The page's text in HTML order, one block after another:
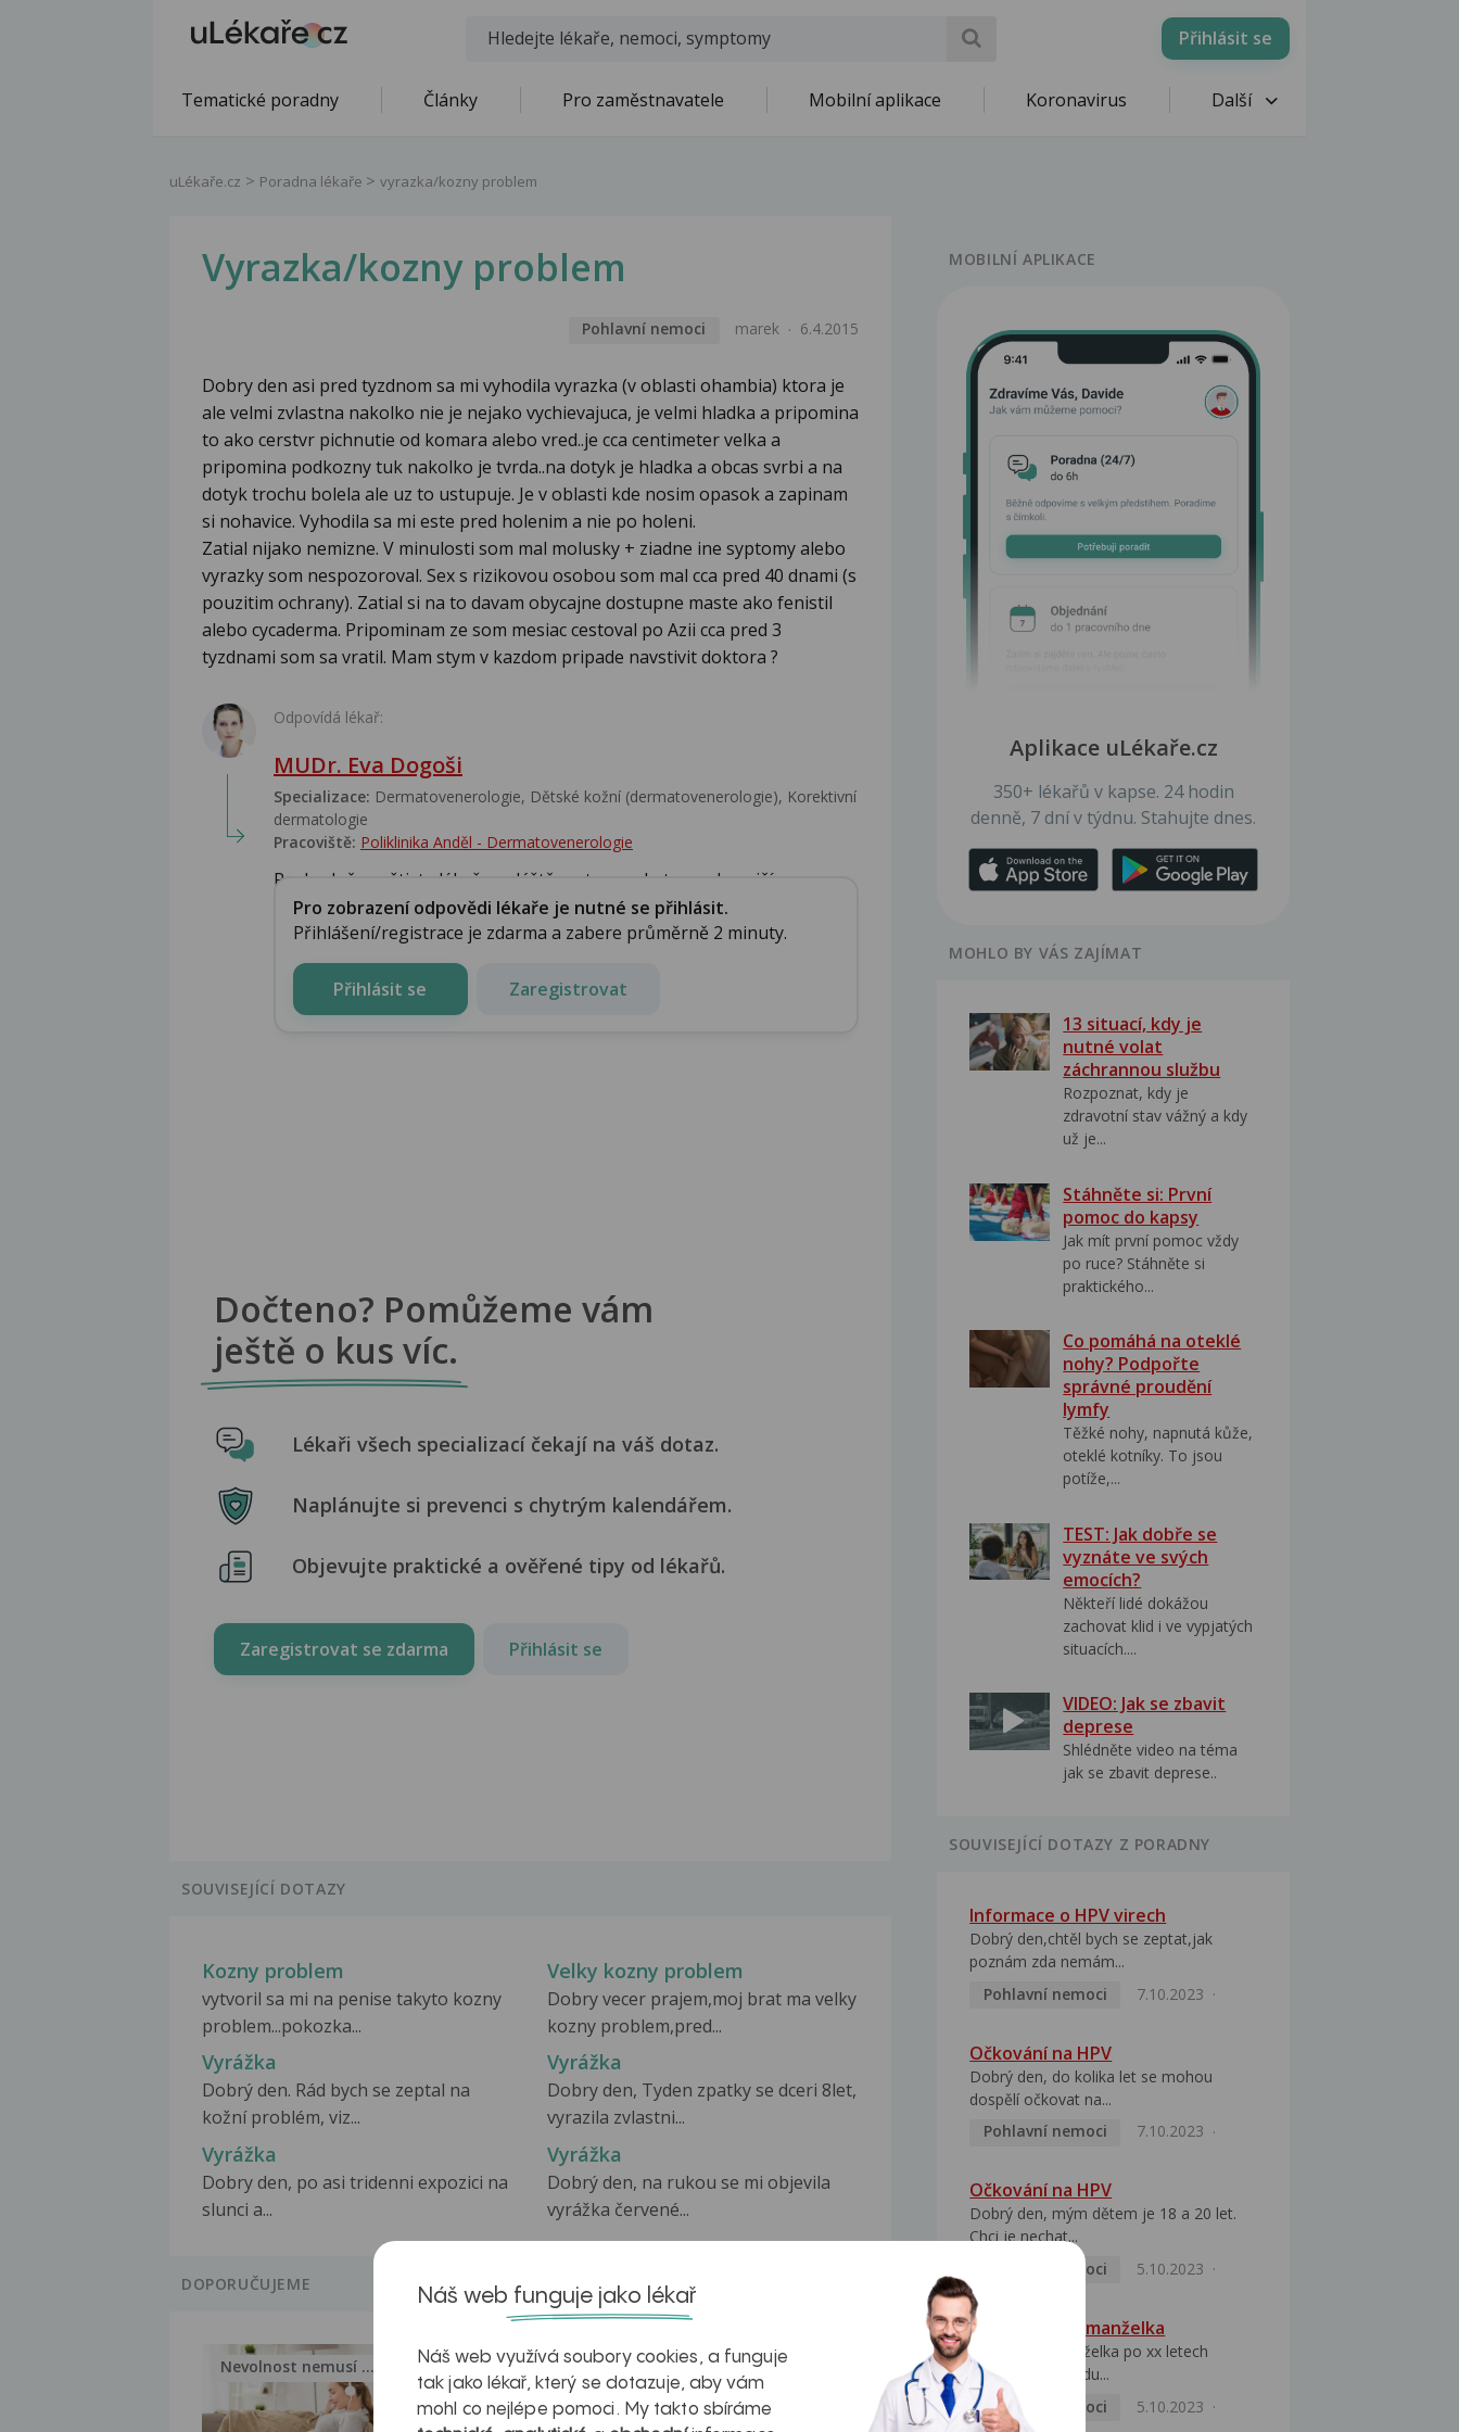
Přihlásit se
Tematické poradny Články Pro zaměstnavatele Mobilní aplikace Koronavirus Další
uLékaře.cz Poradna lékaře vyrazka/kozny problem
Vyrazka/kozny problem
Pohlavní nemoci marek 6.4.2015
Dobry den asi pred tyzdnom sa mi vyhodila vyrazka (v oblasti ohambia) ktora je
ale velmi zvlastna nakolko nie je nejako vychievajuca, je velmi hladka a pripomina
to ako cerstvr pichnutie od komara alebo vred..je cca centimeter velka a
pripomina podkozny tuk nakolko je tvrda..na dotyk je hladka a obcas svrbi a na
dotyk trochu bolela ale uz to ustupuje. Je v oblasti kde nosim opasok a zapinam
si nohavice. Vyhodila sa mi este pred holenim a nie po holeni.
Zatial nijako nemizne. V minulosti som mal molusky + ziadne ine syptomy alebo
vyrazky som nespozoroval. Sex s rizikovou osobou som mal cca pred 40 dnami (s
pouzitim ochrany). Zatial si na to davam obycajne dostupne maste ako fenistil
alebo cycaderma. Pripominam ze som mesiac cestoval po Azii cca pred 3
tyzdnami som sa vratil. Mam stym v kazdom pripade navstivit doktora ?
Odpovídá lékař:
MUDr. Eva Dogoši
Specializace: Dermatovenerologie, Dětské kožní (dermatovenerologie), Korektivní
dermatologie
Pracoviště: Poliklinika Anděl - Dermatovenerologie
Rozhodně navštivte lékaře, zvláště po tom pobytu v zahraničí. ...
Pro zobrazení odpovědi lékaře je nutné se přihlásit.
Přihlášení/registrace je zdarma a zabere průměrně 2 minuty.
Přihlásit se Zaregistrovat
Dočteno? Pomůžeme vám
ještě o kus víc.
Lékaři všech specializací čekají na váš dotaz.
Naplánujte si prevenci s chytrým kalendářem.
Objevujte praktické a ověřené tipy od lékařů.
Zaregistrovat se zdarma Přihlásit se
SOUVISEJÍCÍ DOTAZY
Kozny problem
vytvoril sa mi na penise takyto kozny
problem...pokozka...
Velky kozny problem
Dobry vecer prajem,moj brat ma velky
kozny problem,pred...
Vyrážka
Dobrý den. Rád bych se zeptal na
kožní problém, viz...
Vyrážka
Dobry den, Tyden zpatky se dceri 8let,
vyrazila zvlastni...
Vyrážka
Dobry den, po asi tridenni expozici na
slunci a...
Vyrážka
Dobrý den, na rukou se mi objevila
vyrážka červené...
DOPORUČUJEME
Nevolnost nemusí být nutnou... Jak na zdravá játra?
MOBILNÍ APLIKACE
Aplikace uLékaře.cz
350+ lékařů v kapse. 24 hodin
denně, 7 dní v týdnu. Stahujte dnes.
MOHLO BY VÁS ZAJÍMAT
13 situací, kdy je
nutné volat
záchrannou službu
Rozpoznat, kdy je
zdravotní stav vážný a kdy
už je...
Stáhněte si: První
pomoc do kapsy
Jak mít první pomoc vždy
po ruce? Stáhněte si
praktického...
Co pomáhá na oteklé
nohy? Podpořte
správné proudění
lymfy
Těžké nohy, napnutá kůže,
oteklé kotníky. To jsou
potíže,...
TEST: Jak dobře se
vyznáte ve svých
emocích?
Někteří lidé dokážou
zachovat klid i ve vypjatých
situacích....
VIDEO: Jak se zbavit
deprese
Shlédněte video na téma
jak se zbavit deprese..
SOUVISEJÍCÍ DOTAZY Z PORADNY
Informace o HPV virech
Dobrý den,chtěl bych se zeptat,jak
poznám zda nemám...
Pohlavní nemoci
7.10.2023
Očkování na HPV
Dobrý den, do kolika let se mohou
dospělí očkovat na...
Pohlavní nemoci
7.10.2023
Očkování na HPV
Dobrý den, mým dětem je 18 a 20 let.
Chci je nechat...
Pohlavní nemoci
5.10.2023
HPV pozitivní manželka
Dobrý den, manželka po xx letech
přivezla z Východu...
Pohlavní nemoci
5.10.2023
Náš web funguje jako lékař
Náš web využívá soubory cookies, a funguje
tak jako lékař, který se dotazuje, aby vám
mohl co nejlépe pomoci. My takto sbíráme